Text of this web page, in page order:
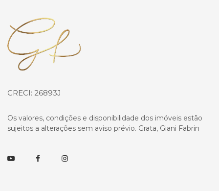
Página inicial
CRECI: 26893J
Os valores, condições e disponibilidade dos imóveis estão
sujeitos a alterações sem aviso prévio. Grata, Giani Fabrin
YoutubeFacebookInstagram